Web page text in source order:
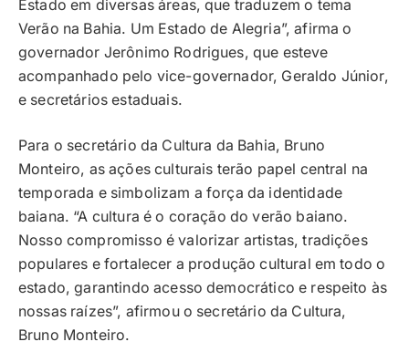
Estado em diversas áreas, que traduzem o tema
Verão na Bahia. Um Estado de Alegria”, afirma o
governador Jerônimo Rodrigues, que esteve
acompanhado pelo vice-governador, Geraldo Júnior,
e secretários estaduais.
Para o secretário da Cultura da Bahia, Bruno
Monteiro, as ações culturais terão papel central na
temporada e simbolizam a força da identidade
baiana. “A cultura é o coração do verão baiano.
Nosso compromisso é valorizar artistas, tradições
populares e fortalecer a produção cultural em todo o
estado, garantindo acesso democrático e respeito às
nossas raízes”, afirmou o secretário da Cultura,
Bruno Monteiro.